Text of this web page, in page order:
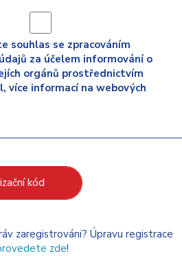
souhlas se zpracováním
za účelem informování o
orgánů prostřednictvím
více informací na webových
kód
zaregistrováni? Úpravu registrace
zde!